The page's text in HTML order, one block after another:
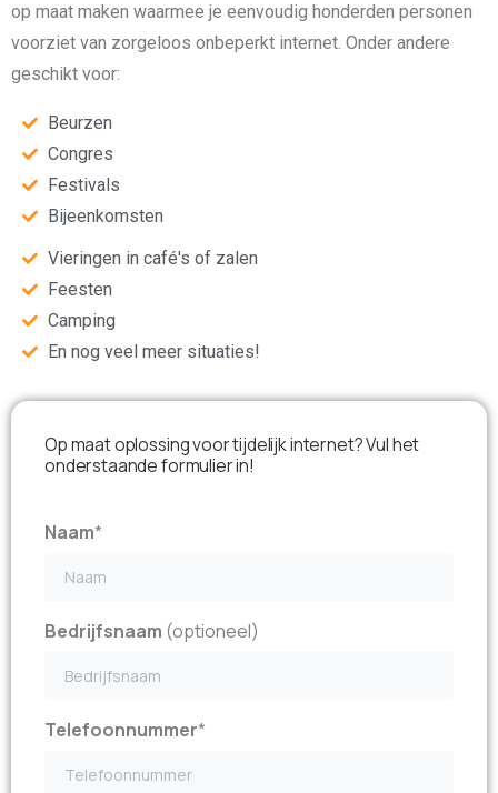
op maat maken waarmee je eenvoudig honderden personen
voorziet van zorgeloos onbeperkt internet. Onder andere
geschikt voor:
Beurzen
Congres
Festivals
Bijeenkomsten
Vieringen in café's of zalen
Feesten
Camping
En nog veel meer situaties!
Op maat oplossing voor tijdelijk internet? Vul het
onderstaande formulier in!
Naam*
Bedrijfsnaam (optioneel)
Telefoonnummer*